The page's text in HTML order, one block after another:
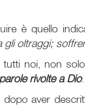
è quello
gli oltraggi;
noi, non
rivolte a Dio.
aver